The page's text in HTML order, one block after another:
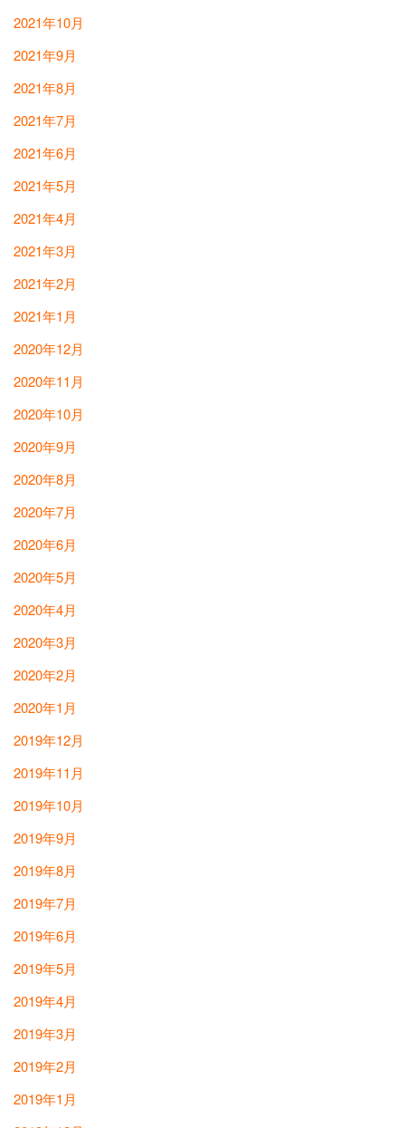
2021年10月
2021年9月
2021年8月
2021年7月
2021年6月
2021年5月
2021年4月
2021年3月
2021年2月
2021年1月
2020年12月
2020年11月
2020年10月
2020年9月
2020年8月
2020年7月
2020年6月
2020年5月
2020年4月
2020年3月
2020年2月
2020年1月
2019年12月
2019年11月
2019年10月
2019年9月
2019年8月
2019年7月
2019年6月
2019年5月
2019年4月
2019年3月
2019年2月
2019年1月